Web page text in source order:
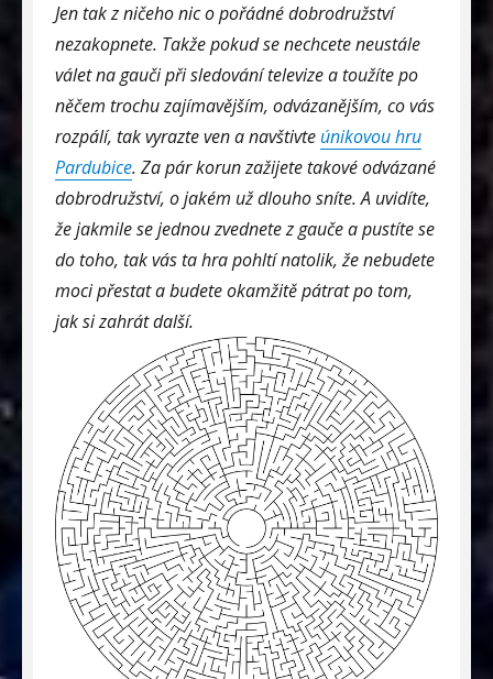
Jen tak z ničeho nic o pořádné dobrodružství
nezakopnete. Takže pokud se nechcete neustále
válet na gauči při sledování televize a toužíte po
něčem trochu zajímavějším, odvázanějším, co vás
rozpálí, tak vyrazte ven a navštivte únikovou hru
Pardubice. Za pár korun zažijete takové odvázané
dobrodružství, o jakém už dlouho sníte. A uvidíte,
že jakmile se jednou zvednete z gauče a pustíte se
do toho, tak vás ta hra pohltí natolik, že nebudete
moci přestat a budete okamžitě pátrat po tom,
jak si zahrát další.